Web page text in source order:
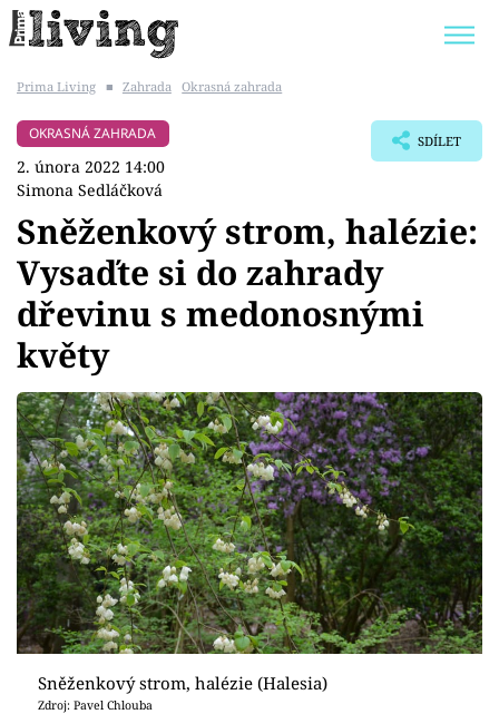
BYDLENÍ SLAVNÝCH
Témata
Bydlení
Zahrada
Design
Sledujte prima+
Přihlášení
Sledujte nás
Prima Living ■ Zahrada Okrasná zahrada
OKRASNÁ ZAHRADA
2. února 2022 14:00
Simona Sedláčková
SDÍLET
Sněženkový strom, halézie:
Vysaďte si do zahrady
dřevinu s medonosnými
květy
Sněženkový strom, halézie (Halesia)
Zdroj: Pavel Chlouba